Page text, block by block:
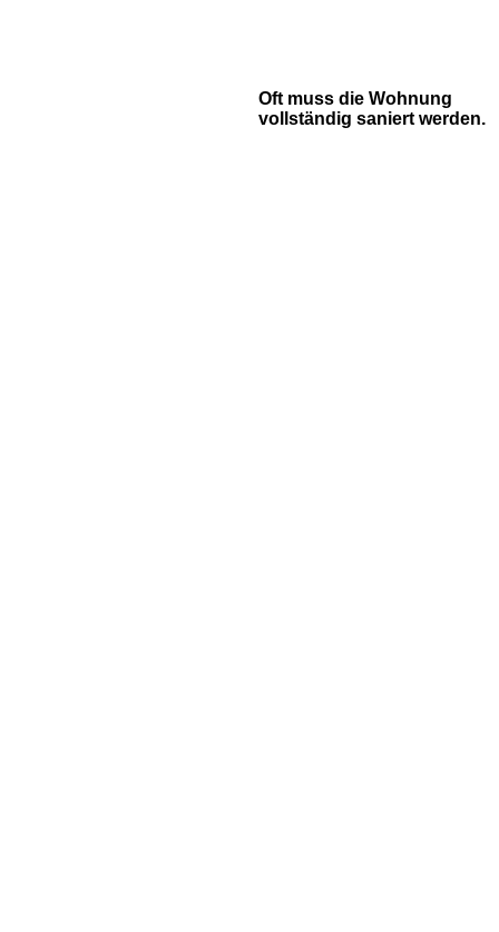
Oft muss die Wohnung
vollständig saniert werden.